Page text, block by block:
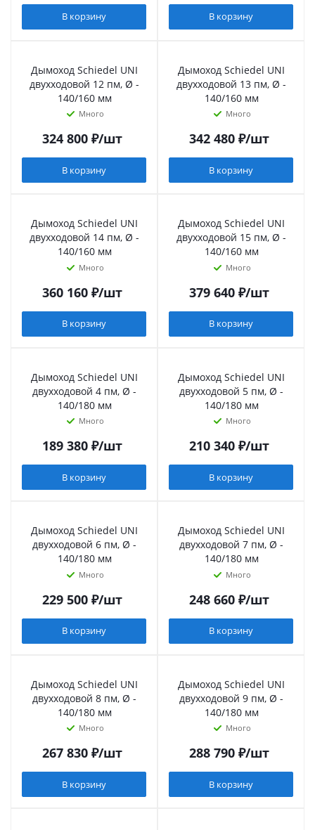
В корзину В корзину
Дымоход Schiedel UNI
двухходовой 12 пм, Ø -
140/160 мм
Много
324 800₽/шт
В корзину
Дымоход Schiedel UNI
двухходовой 13 пм, Ø -
140/160 мм
Много
342 480₽/шт
В корзину
Дымоход Schiedel UNI
двухходовой 14 пм, Ø -
140/160 мм
Много
360 160₽/шт
В корзину
Дымоход Schiedel UNI
двухходовой 15 пм, Ø -
140/160 мм
Много
379 640₽/шт
В корзину
Дымоход Schiedel UNI
двухходовой 4 пм, Ø -
140/180 мм
Много
189 380₽/шт
В корзину
Дымоход Schiedel UNI
двухходовой 5 пм, Ø -
140/180 мм
Много
210 340₽/шт
В корзину
Дымоход Schiedel UNI
двухходовой 6 пм, Ø -
140/180 мм
Много
229 500₽/шт
В корзину
Дымоход Schiedel UNI
двухходовой 7 пм, Ø -
140/180 мм
Много
248 660₽/шт
В корзину
Дымоход Schiedel UNI
двухходовой 8 пм, Ø -
140/180 мм
Много
267 830₽/шт
В корзину
Дымоход Schiedel UNI
двухходовой 9 пм, Ø -
140/180 мм
Много
288 790₽/шт
В корзину